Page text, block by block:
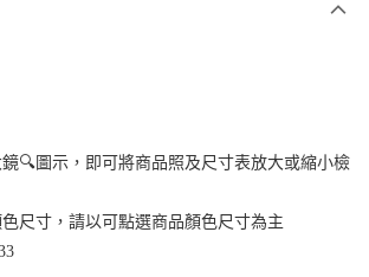
🔍圖示，即可將商品照及尺寸表放大或縮小檢
尺寸，請以可點選商品顏色尺寸為主